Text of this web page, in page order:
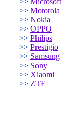
>> Motorola
>> Nokia
>> OPPO
>> Philips
>> Prestigio
>> Samsung
>> Sony
>> Xiaomi
>> ZTE